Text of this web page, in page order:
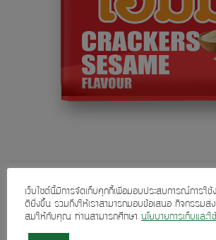
Previous
เว็บไซต์นี้มีการจัดเก็บคุกกี้เพื่อมอบประสบการณ์การใช้
ดียิ่งขึ้น รวมถึงให้เราสามารถมอบข้อเสนอ กิจกรรมส่ง
สมให้กับคุณ ท่านสามารถศึกษา นโยบายการเก็บและใ